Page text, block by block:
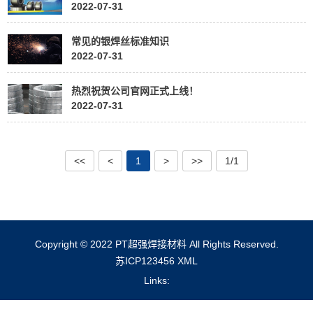
2022-07-31
常见的银焊丝标准知识
2022-07-31
热烈祝贺公司官网正式上线！
2022-07-31
<< < 1 > >> 1/1
Copyright © 2022 PT超强焊接材料 All Rights Reserved.
苏ICP123456 XML
Links: